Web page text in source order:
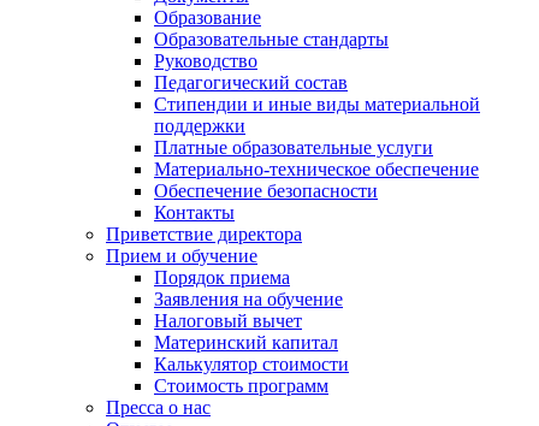
Образование
Образовательные стандарты
Руководство
Педагогический состав
Стипендии и иные виды материальной
поддержки
Платные образовательные услуги
Материально-техническое обеспечение
Обеспечение безопасности
Контакты
Приветствие директора
Прием и обучение
Порядок приема
Заявления на обучение
Налоговый вычет
Материнский капитал
Калькулятор стоимости
Стоимость программ
Пресса о нас